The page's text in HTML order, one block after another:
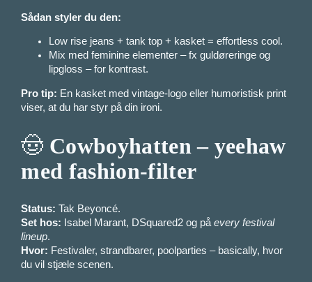
Sådan styler du den:
Low rise jeans + tank top + kasket = effortless cool.
Mix med feminine elementer – fx guldøreringe og
lipgloss – for kontrast.
Pro tip: En kasket med vintage-logo eller humoristisk print
viser, at du har styr på din ironi.
🤠 Cowboyhatten – yeehaw
med fashion-filter
Status: Tak Beyoncé.
Set hos: Isabel Marant, DSquared2 og påevery festival
lineup.
Hvor: Festivaler, strandbarer, poolparties – basically, hvor
du vil stjæle scenen.